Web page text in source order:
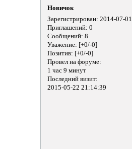
Новичок
Зарегистрирован: 2014-07-01
Приглашений: 0
Сообщений: 8
Уважение: [+0/-0]
Позитив: [+0/-0]
Провел на форуме:
1 час 9 минут
Последний визит:
2015-05-22 21:14:39